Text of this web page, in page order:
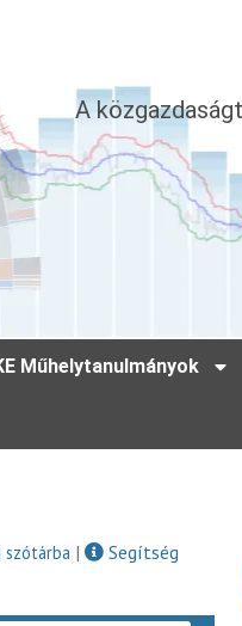
A
Műhelytanulmányok
szótárba |
Segítség